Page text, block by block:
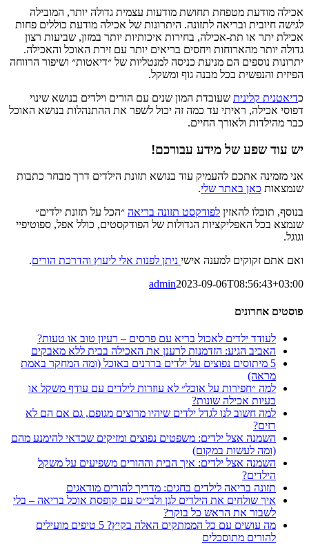
אכילה מודעת מטפחת תחושת מודעות עצמית גדולה יותר, המובילה
לגישה חיובית ובריאה לתזונה. היתרונות של אכילה מודעת כוללים פחות
אכילת יתר או תת-אכילה, בחירות איכותיות יותר במזון, שביעות רצון
גדולה יותר מהארוחות ויחסים בריאים יותר עם זירת האוכל והאכילה.
יתרונות נוספים הם מניעת כניסה למנטליות של ״דיאטות״ ושיפור הרווחה
הפיזית והנפשית בכל מבנה גוף ומשקל.
כדיאטנית קלינית שעובדת המון שנים עם הורים וילדים בנושא שינוי
דפוסי אכילה, ראיתי עד כמה זה יכול לשפר את ההתנהלות בנושא האוכל
כבר מהילדות ולאורך החיים.
יש עוד שפע של מידע עבורכם!
אני מזמינה אתכם להעמיק עוד בנושא תזונת הילדים דרך מבחר כתבות
שנמצאות כאן באתר שלי.
בנוסף, תוכלו להאזין לפודקסט תזונה בריאה ״הכל על תזונת ילדים״
שנמצא בכל האפליקציות הגדולות של הפודקסטים, כולל אפל, ספוטיפיי
וגוגל.
ואם אתם זקוקים למענה אישי ניתן לפנות אלי ליעוץ והדרכת הורים.
admin2023-09-06T08:56:43+03:00
פוסטים אחרונים
לעודד ילדים לאכול בריא עם פרסים – רעיון טוב או טעות?
האביב הגיע: הזדמנות לרענן את האכילה בבית ללא מאבקים
5 מיתוסים נפוצים על ילדים בררנים באוכל (ומה המחקר באמת
מראה)
למה ״חפירות על אוכל״ לא עוזרות לילדים עם עודף משקל או
בעיות אכילה שונות?
למה חשוב לנו לגדל ילדים שיהיו מרוצים מגופם, גם אם הם לא
רזים?
השמנה אצל ילדים: משפטים נפוצים ומזיקים שכדאי להימנע מהם
(ומה לעשות במקום)
השמנה אצל ילדים: איך הבית וההורים משפיעים על משקל
הילדים?
תזונה בריאה לילדים בחגים: מדריך להורים מודאגים
איך שולחים את הילדים לגן ולבי״ס עם קופסת אוכל בריאה – בלי
לשבור את הראש כל בוקר?
מה עושים עם כל הממתקים האלה בקיץ? 5 טיפים מועילים
להורים מתוסכלים